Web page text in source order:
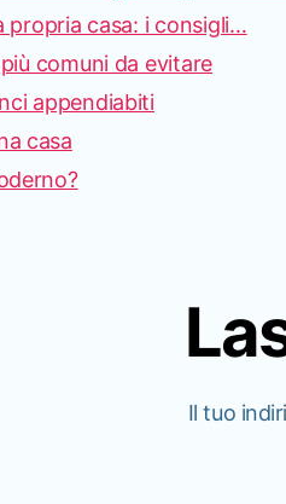
propria casa: i consigli…
comuni da evitare
appendiabiti
casa
Il tuo